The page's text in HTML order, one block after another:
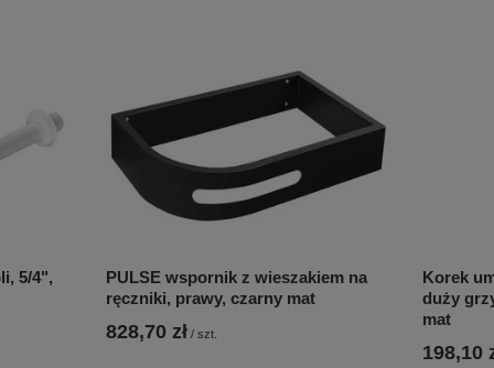
5/4",
PULSE wspornik z wieszakiem na
ręczniki, prawy, czarny mat
828,70 zł / szt.
Korek
duży
mat
198,10